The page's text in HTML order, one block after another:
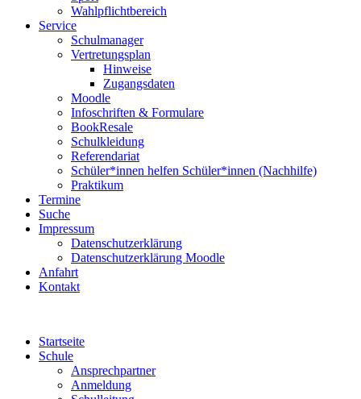
Wahlpflichtbereich
Service
Schulmanager
Vertretungsplan
Hinweise
Zugangsdaten
Moodle
Infoschriften & Formulare
BookResale
Schulkleidung
Referendariat
Schüler*innen helfen Schüler*innen (Nachhilfe)
Praktikum
Termine
Suche
Impressum
Datenschutzerklärung
Datenschutzerklärung Moodle
Anfahrt
Kontakt
Startseite
Schule
Ansprechpartner
Anmeldung